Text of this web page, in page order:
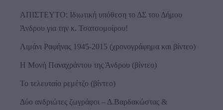
ΑΠΙΣΤΕΥΤΟ: Ιδιωτική υπόθεση το ΔΣ του Δήμου
Άνδρου για την κ. Τσατσομοίρου!
Λιμάνι Ραφήνας 1945-2015 (χρονογράφημα και βίντεο)
Η Μονή Παναχράντου της Άνδρου (βίντεο)
Το τελευταίο ρεμέτζο (βίντεο)
Δύο ανδριώτες ζωγράφοι – Δ.Βαρδακώστας &